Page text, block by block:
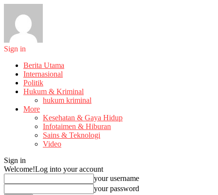
Sign in
Berita Utama
Internasional
Politik
Hukum & Kriminal
hukum kriminal
More
Kesehatan & Gaya Hidup
Infotaimen & Hiburan
Sains & Teknologi
Video
Sign in
Welcome!Log into your account
your username
your password